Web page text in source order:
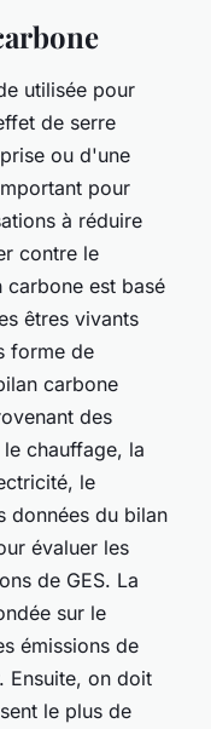
utilisée pour
de serre
ou d'une
pour
à réduire
contre le
carbone est basé
êtres vivants
forme de
carbone
des
chauffage, la
le
données du bilan
évaluer les
de GES. La
sur le
émissions de
Ensuite, on doit
le plus de